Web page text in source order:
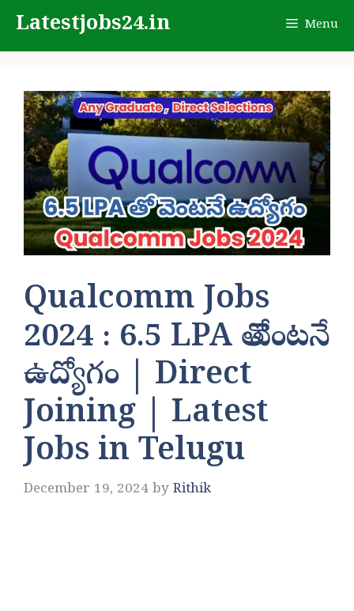
content
Latestjobs24.in Menu
Qualcomm Jobs
2024 : 6.5 LPA తో వెంటనే
ఉద్యోగం | Direct
Joining | Latest
Jobs in Telugu
December 19, 2024 by Rithik